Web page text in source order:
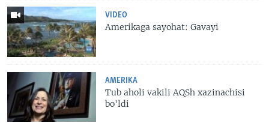
VIDEO
Amerikaga sayohat: Gavayi
AMERIKA
Tub aholi vakili AQSh xazinachisi
bo'ldi